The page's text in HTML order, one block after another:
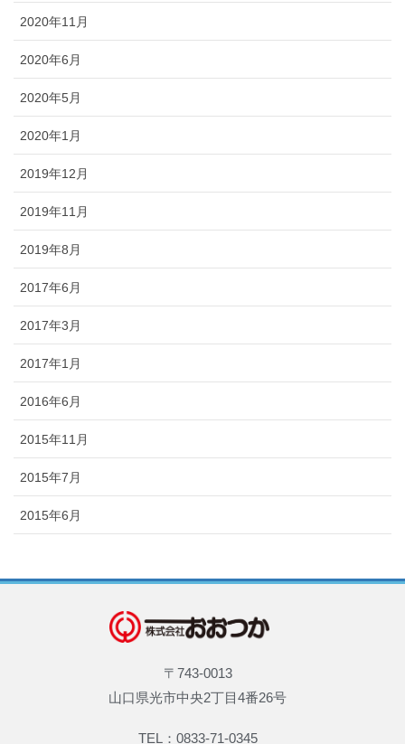
2020年11月
2020年6月
2020年5月
2020年1月
2019年12月
2019年11月
2019年8月
2017年6月
2017年3月
2017年1月
2016年6月
2015年11月
2015年7月
2015年6月
〒743-0013
山口県光市中央2丁目4番26号
TEL：0833-71-0345